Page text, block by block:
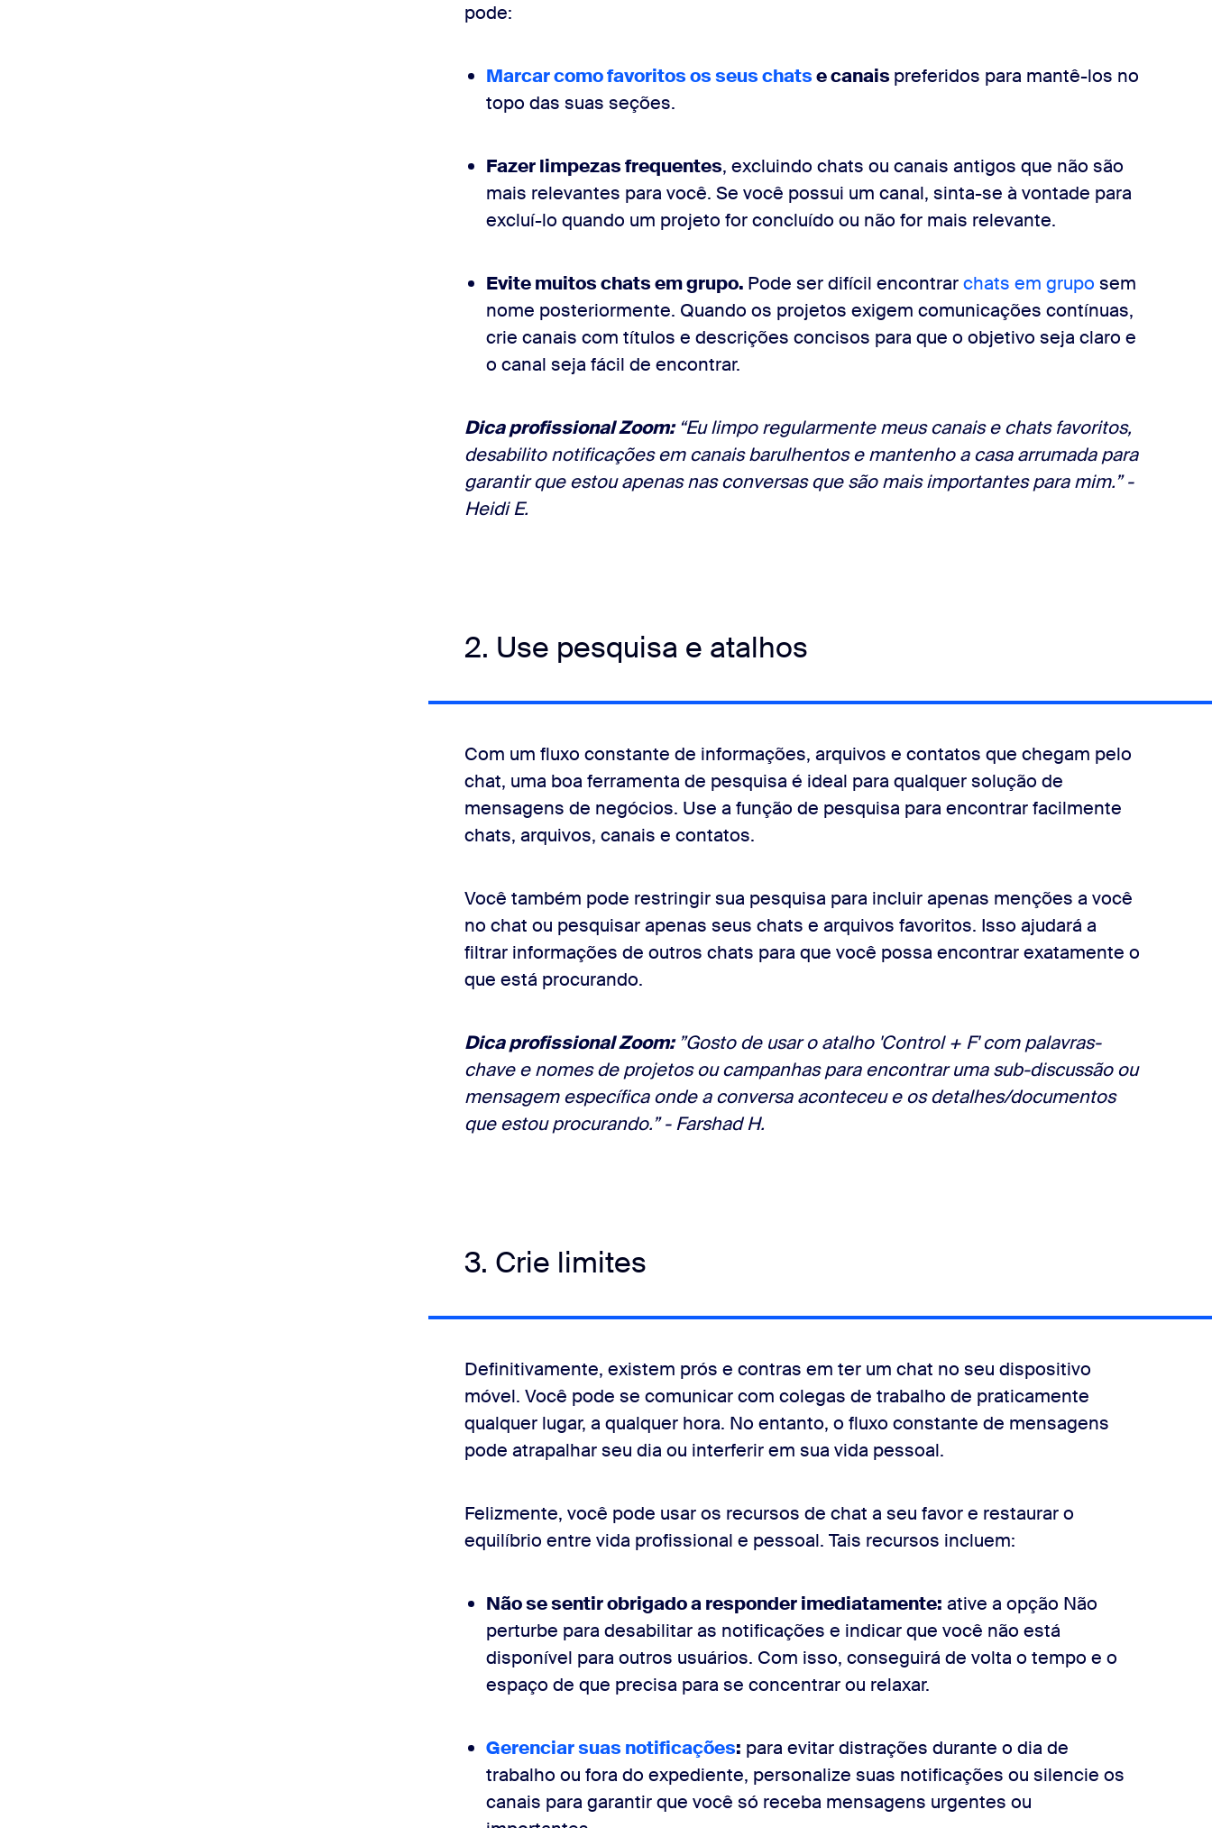
pode:
Marcar como favoritos os seus chatse canais preferidos para mantê-los no
topo das suas seções.
Fazer limpezas frequentes, excluindo chats ou canais antigos que não são
mais relevantes para você. Se você possui um canal, sinta-se à vontade para
excluí-lo quando um projeto for concluído ou não for mais relevante.
Evite muitos chats em grupo. Pode ser difícil encontrarchats em grupo sem
nome posteriormente. Quando os projetos exigem comunicações contínuas,
crie canais com títulos e descrições concisos para que o objetivo seja claro e
o canal seja fácil de encontrar.
Dica profissional Zoom: “Eu limpo regularmente meus canais e chats favoritos,
desabilito notificações em canais barulhentos e mantenho a casa arrumada para
garantir que estou apenas nas conversas que são mais importantes para mim.” -
Heidi E.
2. Use pesquisa e atalhos
Com um fluxo constante de informações, arquivos e contatos que chegam pelo
chat, uma boa ferramenta de pesquisa é ideal para qualquer solução de
mensagens de negócios. Use a função de pesquisa para encontrar facilmente
chats, arquivos, canais e contatos.
Você também pode restringir sua pesquisa para incluir apenas menções a você
no chat ou pesquisar apenas seus chats e arquivos favoritos. Isso ajudará a
filtrar informações de outros chats para que você possa encontrar exatamente o
que está procurando.
Dica profissional Zoom:”Gosto de usar o atalho 'Control + F' com palavras-
chave e nomes de projetos ou campanhas para encontrar uma sub-discussão ou
mensagem específica onde a conversa aconteceu e os detalhes/documentos
que estou procurando.” - Farshad H.
3. Crie limites
Definitivamente, existem prós e contras em ter um chat no seu dispositivo
móvel. Você pode se comunicar com colegas de trabalho de praticamente
qualquer lugar, a qualquer hora. No entanto, o fluxo constante de mensagens
pode atrapalhar seu dia ou interferir em sua vida pessoal.
Felizmente, você pode usar os recursos de chat a seu favor e restaurar o
equilíbrio entre vida profissional e pessoal. Tais recursos incluem:
Não se sentir obrigado a responder imediatamente: ative a opção Não
perturbe para desabilitar as notificações e indicar que você não está
disponível para outros usuários. Com isso, conseguirá de volta o tempo e o
espaço de que precisa para se concentrar ou relaxar.
Gerenciar suas notificações: para evitar distrações durante o dia de
trabalho ou fora do expediente, personalize suas notificações ou silencie os
canais para garantir que você só receba mensagens urgentes ou